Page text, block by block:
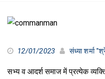
12/01/2023 संध्या शर्मा
सभ्य व आदर्श समाज में प्रत्येक